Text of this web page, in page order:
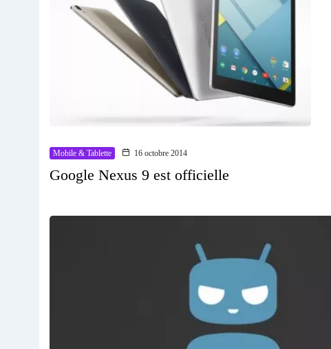
Mobile & Tablette 16 octobre 2014
Google Nexus 9 est officielle